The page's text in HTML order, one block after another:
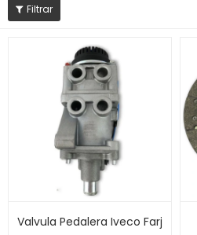
Valvula Pedalera Iveco Farj